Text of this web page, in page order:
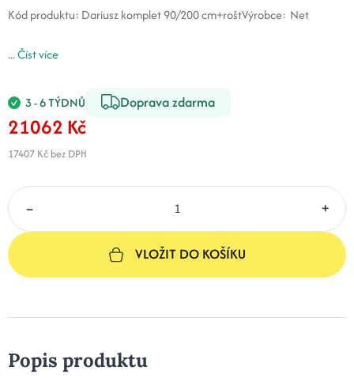
Kód produktu: Dariusz komplet 90/200 cm+roštVýrobce: Net
...Číst více
3 - 6 TÝDNŮ Doprava zdarma
21062 Kč
17407 Kč bez DPH
– +
VLOŽIT DO KOŠÍKU
Popis produktu